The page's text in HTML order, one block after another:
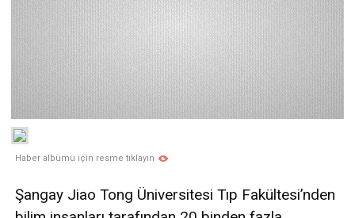
Haber albümü için resme tıklayın
Şangay Jiao Tong Üniversitesi Tıp Fakültesi’nden